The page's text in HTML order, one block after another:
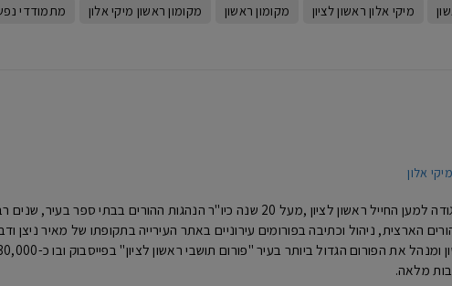
מיקי אלון ראשון לציון מקומון ראשון מקומון ראשון מיקי אלון מתמודדי
אלון
מיקי אלון- איש ציבור, פעיל חברתי, יו"ר האגודה למען החייל ראשון לציון ,מעל 20 שנה כיו"ר הנהגות
ההורים הארצית, ניהול וכתיבה בפורומים עירוניים באתר העירייה בתקופתו של מאיר ניצן
מלאה.